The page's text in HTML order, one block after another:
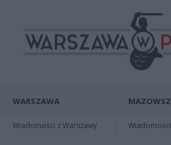
WARSZAWA
Wiadomości z Warszawy